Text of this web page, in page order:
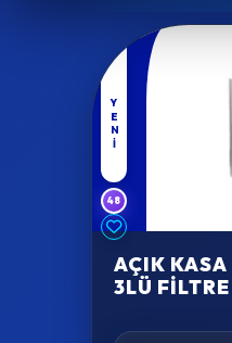
YENI
48
AÇIK
3LÜ FILTRE